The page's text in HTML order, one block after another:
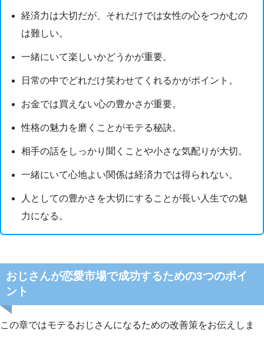
経済力は大切だが、それだけでは女性の心をつかむの
は難しい。
一緒にいて楽しいかどうかが重要。
日常の中でどれだけ笑わせてくれるかがポイント。
お金では買えない心の豊かさが重要。
性格の魅力を磨くことがモテる秘訣。
相手の話をしっかり聞くことや小さな気配りが大切。
一緒にいて心地よい関係は経済力では得られない。
人としての豊かさを大切にすることが長い人生での魅
力になる。
おじさんが恋愛市場で成功するための3つのポイ
ント
この章ではモテるおじさんになるための改善策をお伝えしま